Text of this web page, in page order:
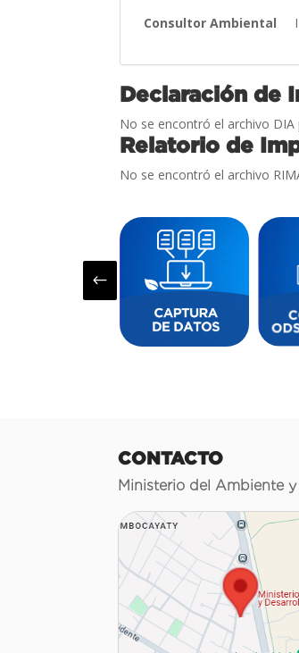
Consultor Ambiental
Declaración de
No se encontró el archivo DIA
Relatorio de
No se encontró el archivo
#
CONTACTO
Ministerio del Ambiente